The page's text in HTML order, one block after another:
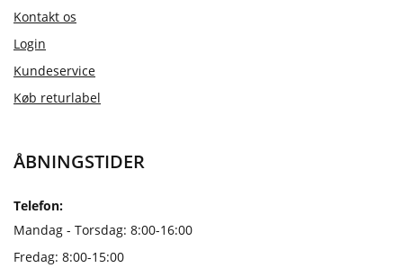
Kontakt os
Login
Kundeservice
Køb returlabel
ÅBNINGSTIDER
Telefon:
Mandag - Torsdag: 8:00-16:00
Fredag: 8:00-15:00